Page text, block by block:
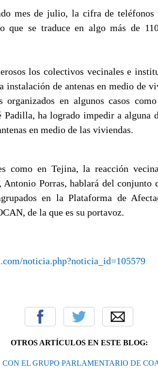
mes de julio, la cifra de teléfonos
que se traduce en algo más de
los colectivos vecinales e
instalación de antenas en medio de
organizados en algunos casos
Padilla, ha logrado impedir a alguna
en medio de las viviendas.
como en Tejina, la reacción
Porras, hablará del conjunto
en la Plataforma de
de la que es su portavoz.
noticia.php?noticia_id=105579
OTROS ARTÍCULOS EN ESTE BLOG:
CON EL GRUPO PARLAMENTARIO DE